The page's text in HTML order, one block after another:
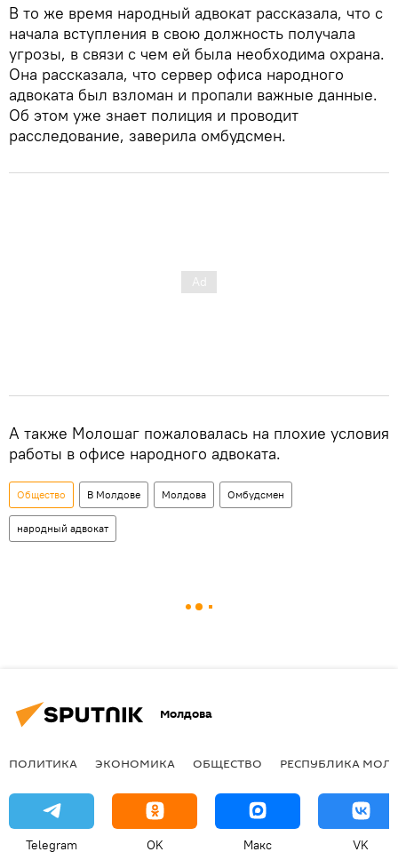
В то же время народный адвокат рассказала, что с
начала вступления в свою должность получала
угрозы, в связи с чем ей была необходима охрана.
Она рассказала, что сервер офиса народного
адвоката был взломан и пропали важные данные.
Об этом уже знает полиция и проводит
расследование, заверила омбудсмен.
А также Молошаг пожаловалась на плохие условия
работы в офисе народного адвоката.
Общество В Молдове Молдова Омбудсмен
народный адвокат
Молдова
ПОЛИТИКА ЭКОНОМИКА ОБЩЕСТВО РЕСПУБЛИКА
Telegram OK Макс VK